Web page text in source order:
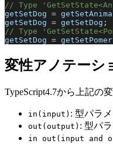
// Type
getSetDog =
getSetDog = getSetDog ;
// Type
getSetDog =
変性アノテーシ
TypeScript4.7から上記の
in(input) : 型パラ
out(output) : 型パ
in out(input and